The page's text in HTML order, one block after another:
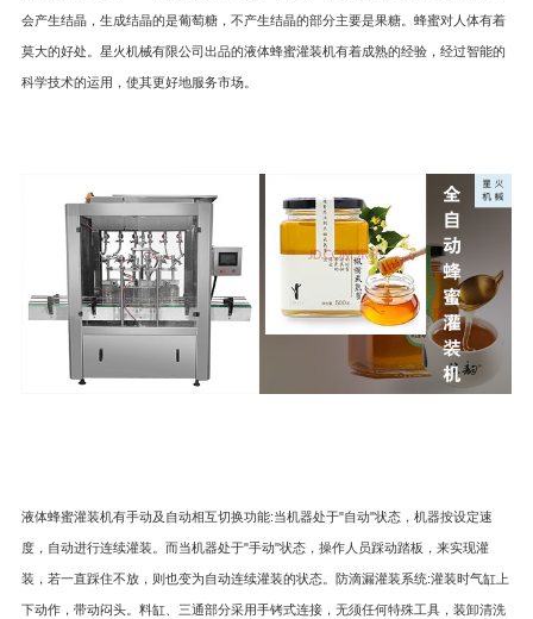
会产生结晶，生成结晶的是葡萄糖，不产生结晶的部分主要是果糖。蜂蜜对人体有着
莫大的好处。星火机械有限公司出品的液体蜂蜜灌装机有着成熟的经验，经过智能的
科学技术的运用，使其更好地服务市场。
液体蜂蜜灌装机有手动及自动相互切换功能:当机器处于"自动"状态，机器按设定速
度，自动进行连续灌装。而当机器处于"手动"状态，操作人员踩动踏板，来实现灌
装，若一直踩住不放，则也变为自动连续灌装的状态。防滴漏灌装系统:灌装时气缸上
下动作，带动闷头。料缸、三通部分采用手铐式连接，无须任何特殊工具，装卸清洗